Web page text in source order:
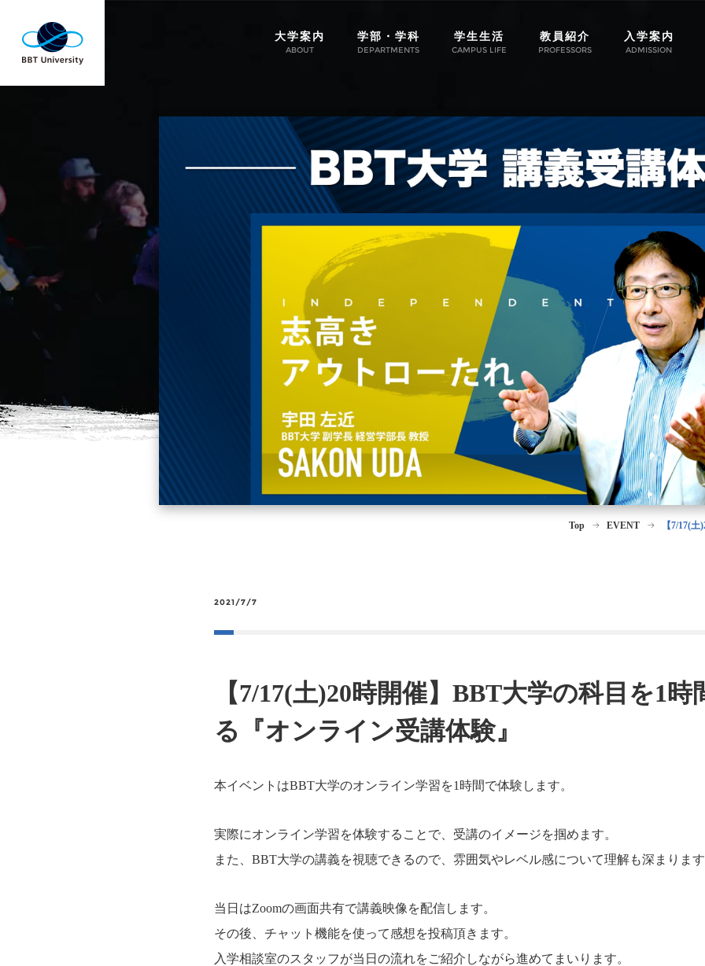
大学案内
ABOUT
学部・学科
DEPARTMENTS
学生生活
CAMPUS LIFE
教員紹介
PROFESSORS
入学案内
ADMISSION
Top EVENT 【7/17(
2021/7/7
【7/17(土)20時開催】BBT大学の科目を1
る『オンライン受講体験』
本イベントはBBT大学のオンライン学習を1時間で体験します。
実際にオンライン学習を体験することで、受講のイメージを掴めます。
また、BBT大学の講義を視聴できるので、雰囲気やレベル感について理解も深まりま
当日はZoomの画面共有で講義映像を配信します。
その後、チャット機能を使って感想を投稿頂きます。
入学相談室のスタッフが当日の流れをご紹介しながら進めてまいります。